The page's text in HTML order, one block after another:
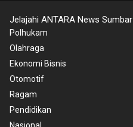
Jelajahi ANTARA News Sumbar
Polhukam
Olahraga
Ekonomi Bisnis
Otomotif
Ragam
Pendidikan